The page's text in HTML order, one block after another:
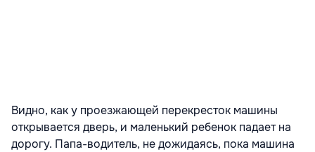
Видно, как у проезжающей перекресток машины
открывается дверь, и маленький ребенок падает на
дорогу. Папа-водитель, не дожидаясь, пока машина